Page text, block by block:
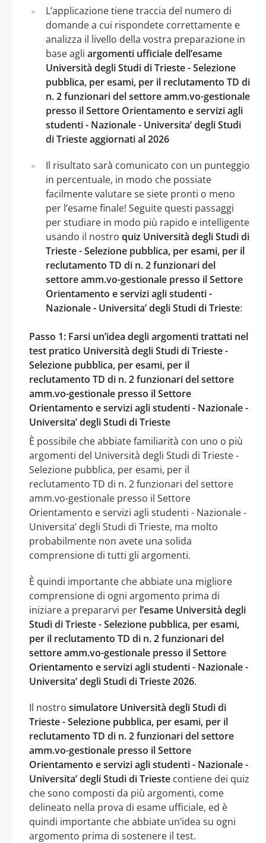
L’applicazione tiene traccia del numero di
domande a cui rispondete correttamente e
analizza il livello della vostra preparazione in
base agli argomenti ufficiale dell’esame
Università degli Studi di Trieste - Selezione
pubblica, per esami, per il reclutamento TD di
n. 2 funzionari del settore amm.vo-gestionale
presso il Settore Orientamento e servizi agli
studenti - Nazionale - Universita’ degli Studi
di Trieste aggiornati al 2026
Il risultato sarà comunicato con un punteggio
in percentuale, in modo che possiate
facilmente valutare se siete pronti o meno
per l’esame finale! Seguite questi passaggi
per studiare in modo più rapido e intelligente
usando il nostro quiz Università degli Studi di
Trieste - Selezione pubblica, per esami, per il
reclutamento TD di n. 2 funzionari del
settore amm.vo-gestionale presso il Settore
Orientamento e servizi agli studenti -
Nazionale - Universita’ degli Studi di Trieste:
Passo 1: Farsi un’idea degli argomenti trattati nel
test pratico Università degli Studi di Trieste -
Selezione pubblica, per esami, per il
reclutamento TD di n. 2 funzionari del settore
amm.vo-gestionale presso il Settore
Orientamento e servizi agli studenti - Nazionale -
Universita’ degli Studi di Trieste
È possibile che abbiate familiarità con uno o più
argomenti del Università degli Studi di Trieste -
Selezione pubblica, per esami, per il
reclutamento TD di n. 2 funzionari del settore
amm.vo-gestionale presso il Settore
Orientamento e servizi agli studenti - Nazionale -
Universita’ degli Studi di Trieste, ma molto
probabilmente non avete una solida
comprensione di tutti gli argomenti.
È quindi importante che abbiate una migliore
comprensione di ogni argomento prima di
iniziare a prepararvi per l’esame Università degli
Studi di Trieste - Selezione pubblica, per esami,
per il reclutamento TD di n. 2 funzionari del
settore amm.vo-gestionale presso il Settore
Orientamento e servizi agli studenti - Nazionale -
Universita’ degli Studi di Trieste 2026.
Il nostro simulatore Università degli Studi di
Trieste - Selezione pubblica, per esami, per il
reclutamento TD di n. 2 funzionari del settore
amm.vo-gestionale presso il Settore
Orientamento e servizi agli studenti - Nazionale -
Universita’ degli Studi di Trieste contiene dei quiz
che sono composti da più argomenti, come
delineato nella prova di esame ufficiale, ed è
quindi importante che abbiate un’idea su ogni
argomento prima di sostenere il test.